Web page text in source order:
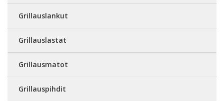
Grillauslankut
Grillauslastat
Grillausmatot
Grillauspihdit